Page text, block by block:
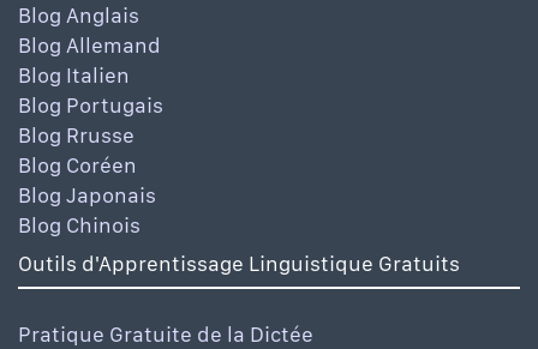
Blog Anglais
Blog Allemand
Blog Italien
Blog Portugais
Blog Rrusse
Blog Coréen
Blog Japonais
Blog Chinois
Outils d'Apprentissage Linguistique Gratuits
Pratique Gratuite de la Dictée